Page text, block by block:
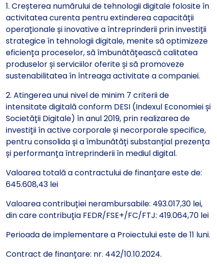
1. Creșterea numărului de tehnologii digitale folosite în
activitatea curenta pentru extinderea capacității
operaționale și inovative a întreprinderii prin investiții
strategice în tehnologii digitale, menite să optimizeze
eficiența proceselor, să îmbunătățească calitatea
produselor și serviciilor oferite și să promoveze
sustenabilitatea în întreaga activitate a companiei.
2. Atingerea unui nivel de minim 7 criterii de
intensitate digitală conform DESI (Indexul Economiei și
Societății Digitale) în anul 2019, prin realizarea de
investiții în active corporale și necorporale specifice,
pentru consolida și a îmbunătăți substanțial prezența
și performanța întreprinderii în mediul digital.
Valoarea totală a contractului de finanțare este de:
645.608,43 lei
Valoarea contribuției nerambursabile: 493.017,30 lei,
din care contribuția FEDR/FSE+/FC/FTJ: 419.064,70 lei
Perioada de implementare a Proiectului este de 11 luni.
Contract de finanțare: nr. 442/10.10.2024.